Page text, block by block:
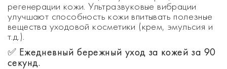
регенерации кожи. Ультразвуковые вибрации
улучшают способность кожи впитывать полезные
вещества уходовой косметики (крем, эмульсия и
т.д.).
✅ Ежедневный бережный уход за кожей за 90
секунд.